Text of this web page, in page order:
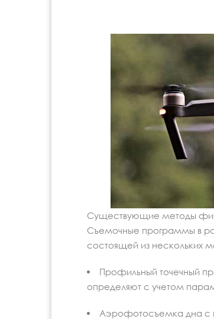
Существующие методы
Съемочные программы в
состоящей из нескольких
Профильный точечный
определяют с учетом
Аэрофотосъемка дна с